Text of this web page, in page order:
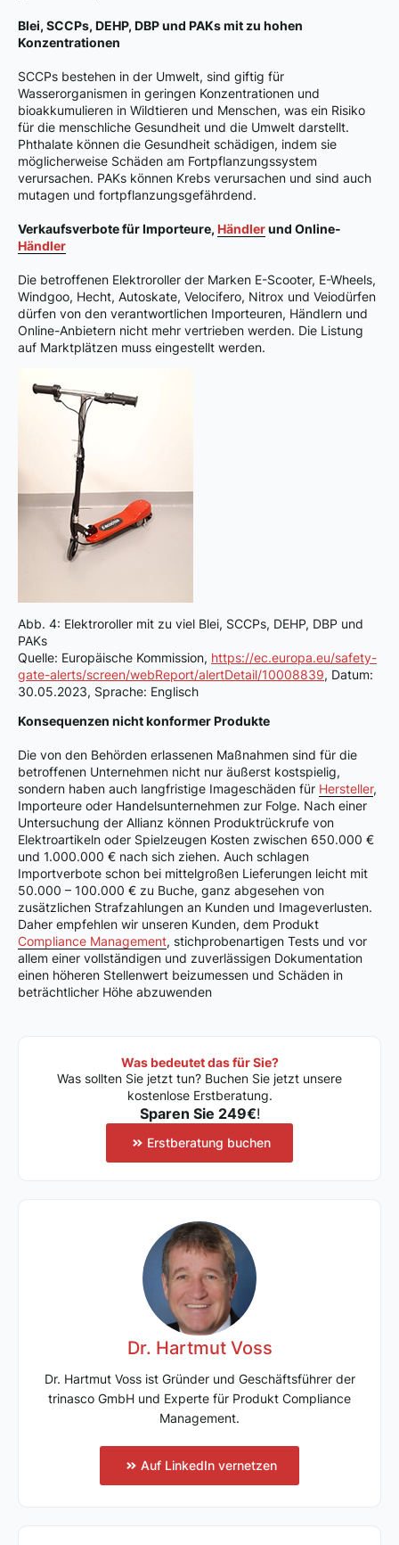
Blei, SCCPs, DEHP, DBP und PAKs mit zu hohen
Konzentrationen
SCCPs bestehen in der Umwelt, sind giftig für
Wasserorganismen in geringen Konzentrationen und
bioakkumulieren in Wildtieren und Menschen, was ein Risiko
für die menschliche Gesundheit und die Umwelt darstellt.
Phthalate können die Gesundheit schädigen, indem sie
möglicherweise Schäden am Fortpflanzungssystem
verursachen. PAKs können Krebs verursachen und sind auch
mutagen und fortpflanzungsgefährdend.
Verkaufsverbote für Importeure, Händlerund Online-
Händler
Die betroffenen Elektroroller der Marken E-Scooter, E-Wheels,
Windgoo, Hecht, Autoskate, Velocifero, Nitrox und Veiodürfen
dürfen von den verantwortlichen Importeuren, Händlern und
Online-Anbietern nicht mehr vertrieben werden. Die Listung
auf Marktplätzen muss eingestellt werden.
Abb. 4: Elektroroller mit zu viel Blei, SCCPs, DEHP, DBP und
PAKs
Quelle: Europäische Kommission, https://ec.europa.eu/safety-
gate-alerts/screen/webReport/alertDetail/10008839, Datum:
30.05.2023, Sprache: Englisch
Konsequenzen nicht konformer Produkte
Die von den Behörden erlassenen Maßnahmen sind für die
betroffenen Unternehmen nicht nur äußerst kostspielig,
sondern haben auch langfristige Imageschäden für Hersteller,
Importeure oder Handelsunternehmen zur Folge. Nach einer
Untersuchung der Allianz können Produktrückrufe von
Elektroartikeln oder Spielzeugen Kosten zwischen 650.000 €
und 1.000.000 € nach sich ziehen. Auch schlagen
Importverbote schon bei mittelgroßen Lieferungen leicht mit
50.000 – 100.000 € zu Buche, ganz abgesehen von
zusätzlichen Strafzahlungen an Kunden und Imageverlusten.
Daher empfehlen wir unseren Kunden, dem Produkt
Compliance Management, stichprobenartigen Tests und vor
allem einer vollständigen und zuverlässigen Dokumentation
einen höheren Stellenwert beizumessen und Schäden in
beträchtlicher Höhe abzuwenden
Was bedeutet das für Sie?
Was sollten Sie jetzt tun? Buchen Sie jetzt unsere
kostenlose Erstberatung.
Sparen Sie 249€!
Erstberatung buchen
Dr. Hartmut Voss
Dr. Hartmut Voss ist Gründer und Geschäftsführer der
trinasco GmbH und Experte für Produkt Compliance
Management.
Auf LinkedIn vernetzen